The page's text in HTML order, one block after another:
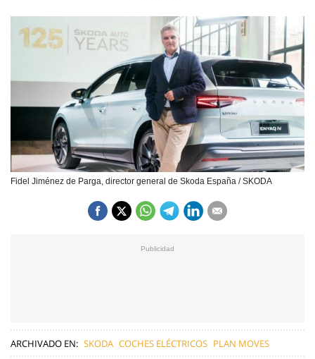
Fidel Jiménez de Parga, director general de Skoda España / SKODA
ARCHIVADO EN: SKODA COCHES ELÉCTRICOS PLAN MOVES